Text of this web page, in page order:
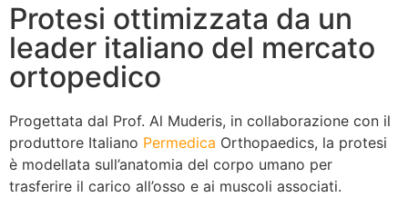
Protesi ottimizzata da un
leader italiano del mercato
ortopedico
Progettata dal Prof. Al Muderis, in collaborazione con il
produttore Italiano Permedica Orthopaedics, la protesi
è modellata sull’anatomia del corpo umano per
trasferire il carico all’osso e ai muscoli associati.